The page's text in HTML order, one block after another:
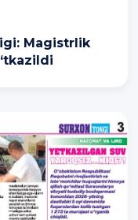
Magistrlik